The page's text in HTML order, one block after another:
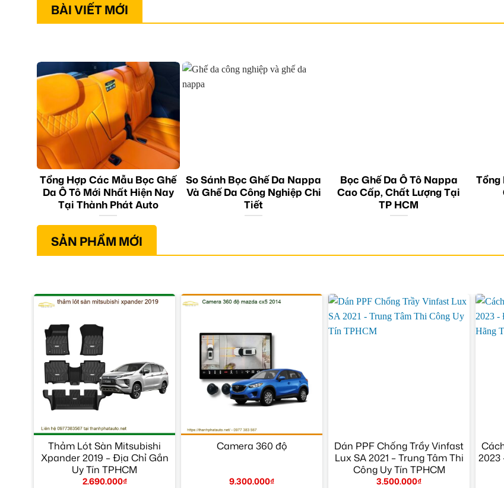
BÀI VIẾT MỚI
Tổng Hợp Các Mẫu Bọc Ghế
Da Ô Tô Mới Nhất Hiện Nay
Tại Thành Phát Auto
So Sánh Bọc Ghế Da Nappa
Và Ghế Da Công Nghiệp Chi
Tiết
Bọc Ghế Da Ô Tô Nappa
Cao Cấp, Chất Lượng Tại
TP HCM
Tổng
SẢN PHẨM MỚI
Thảm Lót Sàn Mitsubishi
Xpander 2019 – Địa Chỉ Gắn
Uy Tín TPHCM
2.690.000₫
Camera 360 độ
9.300.000₫
Dán PPF Chống Trầy Vinfast
Lux SA 2021 – Trung Tâm Thi
Công Uy Tín TPHCM
3.500.000₫
2023